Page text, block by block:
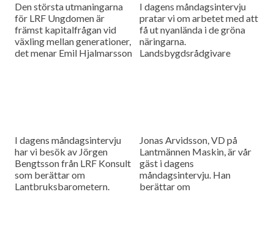
Den största utmaningarna
för LRF Ungdomen är
främst kapitalfrågan vid
växling mellan generationer,
det menar Emil Hjalmarsson
I dagens måndagsintervju
pratar vi om arbetet med att
få ut nyanlända i de gröna
näringarna.
Landsbygdsrådgivare
I dagens måndagsintervju
har vi besök av Jörgen
Bengtsson från LRF Konsult
som berättar om
Lantbruksbarometern.
Jonas Arvidsson, VD på
Lantmännen Maskin, är vår
gäst i dagens
måndagsintervju. Han
berättar om